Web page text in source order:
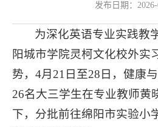
发布日期：
为深化英语专业实践教
阳城市学院灵柯文化校外实
势，4月21日至28日，健康
26名大三学生在专业教师黄
下，分批前往绵阳市实验小